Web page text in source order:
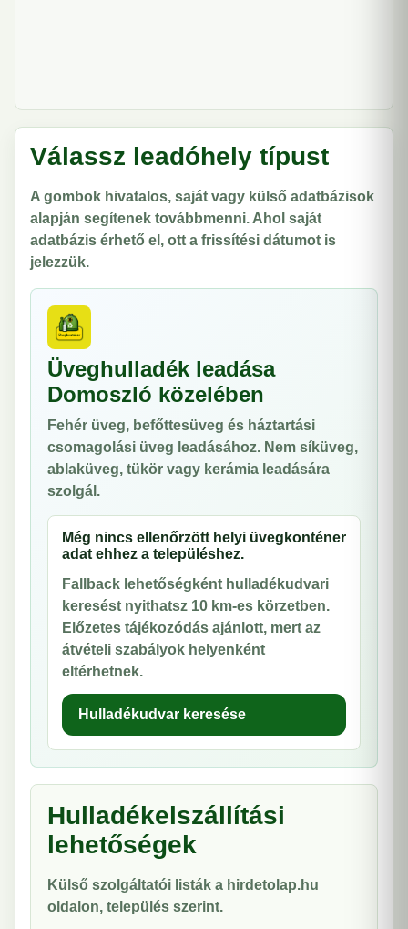
Válassz leadóhely típust
A gombok hivatalos, saját vagy külső adatbázisok
alapján segítenek továbbmenni. Ahol saját
adatbázis érhető el, ott a frissítési dátumot is
jelezzük.
Üveghulladék leadása
Domoszló közelében
Fehér üveg, befőttesüveg és háztartási
csomagolási üveg leadásához. Nem síküveg,
ablaküveg, tükör vagy kerámia leadására
szolgál.
Még nincs ellenőrzött helyi üvegkonténer
adat ehhez a településhez.
Fallback lehetőségként hulladékudvari
keresést nyithatsz 10 km-es körzetben.
Előzetes tájékozódás ajánlott, mert az
átvételi szabályok helyenként
eltérhetnek.
Hulladékudvar keresése
Hulladékelszállítási
lehetőségek
Külső szolgáltatói listák a hirdetolap.hu
oldalon, település szerint.